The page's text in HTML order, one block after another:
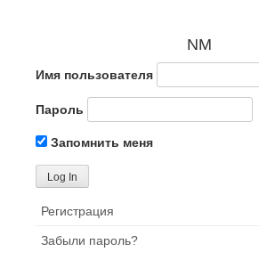
NM
Имя пользователя
Пароль
Запомнить меня
Регистрация
Забыли пароль?